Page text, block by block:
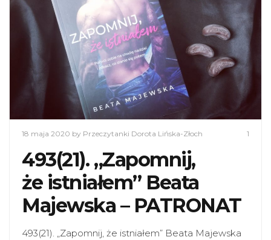
18 maja 2020 by Przeczytanki Dorota Lińska-Złoch 1
493(21). „Zapomnij,
że istniałem” Beata
Majewska – PATRONAT
493(21). „Zapomnij, że istniałem” Beata Majewska